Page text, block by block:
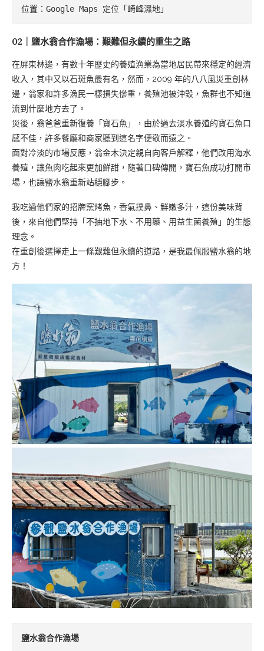
位置：Google Maps 定位「崎峰濕地」
02｜鹽水翁合作漁場：艱難但永續的重生之路
在屏東林邊，有數十年歷史的養殖漁業為當地居民帶來穩定的經濟
收入，其中又以石斑魚最有名，然而，2009 年的八八風災重創林
邊，翁家和許多漁民一樣損失慘重，養殖池被沖毀，魚群也不知道
流到什麼地方去了。
災後，翁爸爸重新復養「寶石魚」，由於過去淡水養殖的寶石魚口
感不佳，許多餐廳和商家聽到這名字便敬而遠之。
面對冷淡的市場反應，翁金木決定親自向客戶解釋，他們改用海水
養殖，讓魚肉吃起來更加鮮甜，隨著口碑傳開，寶石魚成功打開市
場，也讓鹽水翁重新站穩腳步。
我吃過他們家的招牌窯烤魚，香氣撲鼻、鮮嫩多汁，這份美味背
後，來自他們堅持「不抽地下水、不用藥、用益生菌養殖」的生態
理念。
在重創後選擇走上一條艱難但永續的道路，是我最佩服鹽水翁的地
方！
鹽水翁合作漁場